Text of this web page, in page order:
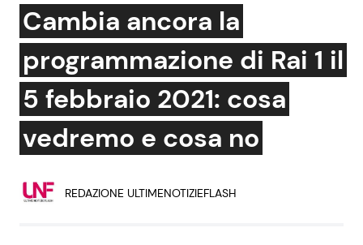
News e Cronaca
Attualità Italiana
Dal Mondo
Gossip e TV
Bellezze VIP
Cambia ancora la
programmazione di Rai 1 il
5 febbraio 2021: cosa
vedremo e cosa no
REDAZIONE ULTIMENOTIZIEFLASH